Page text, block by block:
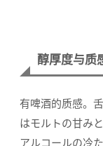
醇厚度与质
有啤酒的质感。
はモルトの甘み
アルコールの冷